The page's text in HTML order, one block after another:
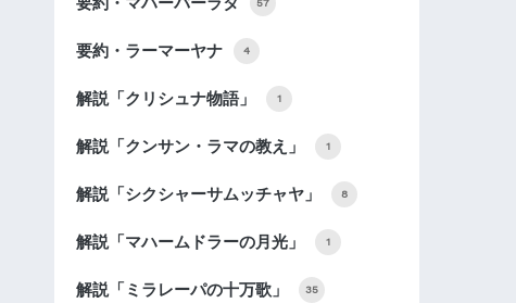
57
要約・ラーマーヤナ 4
解説「クリシュナ物語」 1
解説「クンサン・ラマの教え」 1
解説「シクシャーサムッチャヤ」 8
解説「マハームドラーの月光」 1
解説「ミラレーパの十万歌」 35